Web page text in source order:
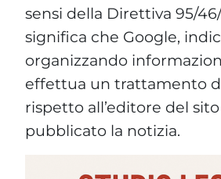
sensi della Direttiva 95/
significa che Google,
organizzando
effettua un trattamento
rispetto all’editore del
pubblicato la notizia.